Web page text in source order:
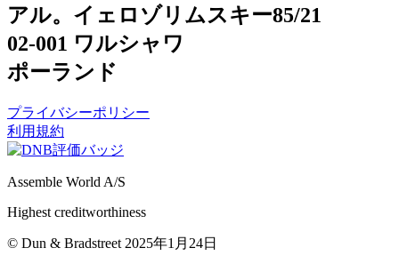
アル。イェロゾリムスキー85/21
02-001 ワルシャワ
ポーランド
プライバシーポリシー
利用規約
Assemble World A/S
Highest creditworthiness
© Dun & Bradstreet 2025年1月24日